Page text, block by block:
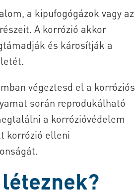
a kipufogógázok vagy az
A korrózió akkor
és károsítják a
végeztesd el a korróziós
során reprodukálható
a korrózióvédelem
korrózió elleni